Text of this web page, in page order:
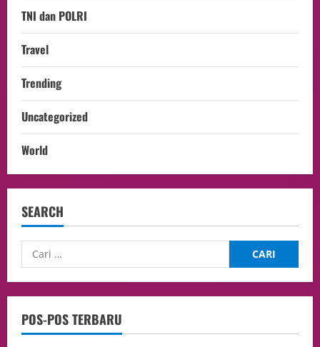
TNI dan POLRI
Travel
Trending
Uncategorized
World
SEARCH
POS-POS TERBARU